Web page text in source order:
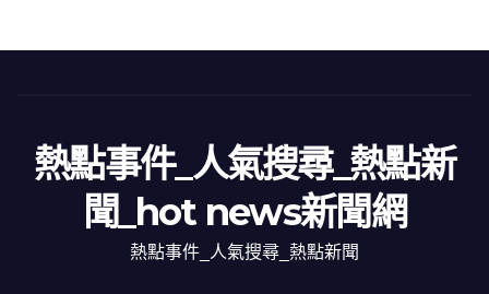
熱點事件_人氣搜尋_熱點新
聞_hot news新聞網
熱點事件_人氣搜尋_熱點新聞